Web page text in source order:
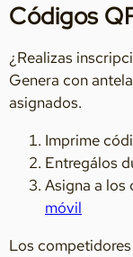
Códigos
¿Realizas
Genera con
asignados.
Imprime
Entregálos
Asigna a los
móvil
Los